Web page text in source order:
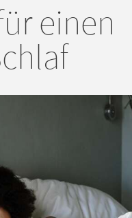
einen